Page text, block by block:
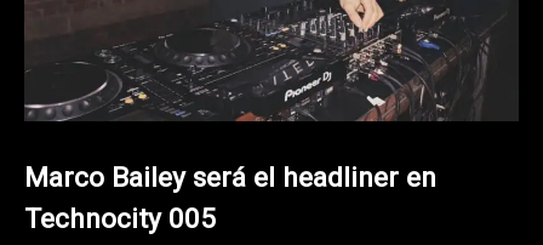
Marco Bailey será el headliner en
Technocity 005